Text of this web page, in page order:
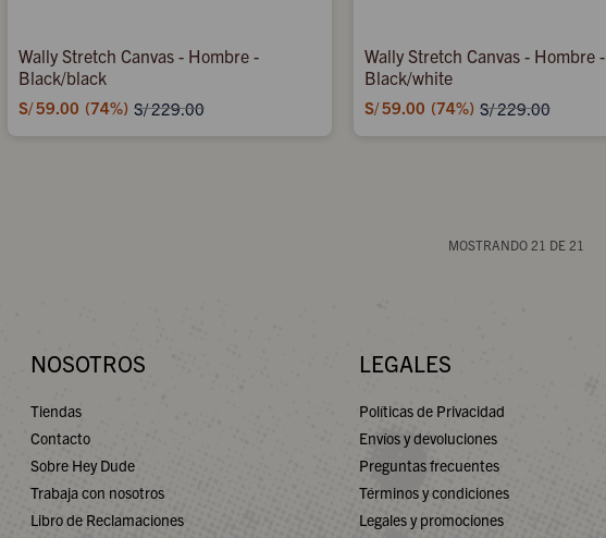
Wally Stretch Canvas - Hombre -
Black/black
S/59.00 74 S/229.00
Wally Stretch Canvas - Hombre -
Black/white
S/59.00 74 S/229.00
MOSTRANDO 21 DE 21
NOSOTROS
Tiendas
Contacto
Sobre Hey Dude
Trabaja con nosotros
Libro de Reclamaciones
LEGALES
Políticas de Privacidad
Envíos y devoluciones
Preguntas frecuentes
Términos y condiciones
Legales y promociones